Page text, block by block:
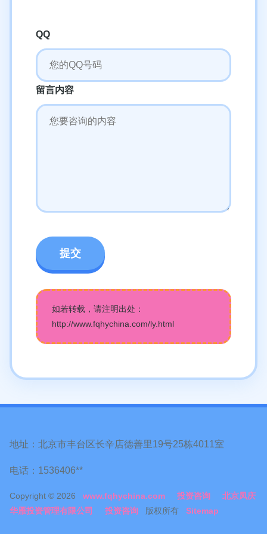
QQ
留言内容
如若转载，请注明出处：
http://www.fqhychina.com/ly.html
地址：北京市丰台区长辛店德善里19号25栋4011室
电话：1536406**
Copyright © 2026 www.fqhychina.com 投资咨询
北京凤庆
华雁投资管理有限公司
投资咨询 版权所有 Sitemap